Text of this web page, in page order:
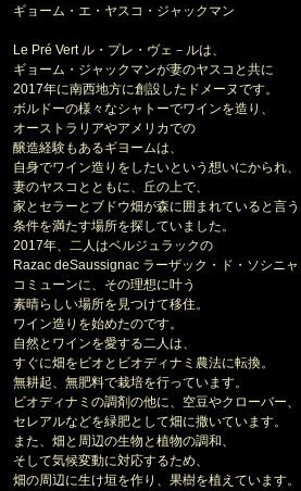
ギョーム・エ・ヤスコ・ジャックマン
Le Pré Vert ル・プレ・ヴェ－ルは、
ギョーム・ジャックマンが妻のヤスコと共に
2017年に南西地方に創設したドメーヌです。
ボルドーの様々なシャトーでワインを造り、
オーストラリアやアメリカでの
醸造経験もあるギヨームは、
自身でワイン造りをしたいという想いにかられ、
妻のヤスコとともに、丘の上で、
家とセラーとブドウ畑が森に囲まれていると言う
条件を満たす場所を探していました。
2017年、二人はベルジュラックの
Razac deSaussignac ラーザック・ド・ソシニャ
コミューンに、その理想に叶う
素晴らしい場所を見つけて移住。
ワイン造りを始めたのです。
自然とワインを愛する二人は、
すぐに畑をビオとビオディナミ農法に転換。
無耕起、無肥料で栽培を行っています。
ビオディナミの調剤の他に、空豆やクローバー、
セレアルなどを緑肥として畑に撒いています。
また、畑と周辺の生物と植物の調和、
そして気候変動に対応するため、
畑の周辺に生け垣を作り、果樹を植えています。